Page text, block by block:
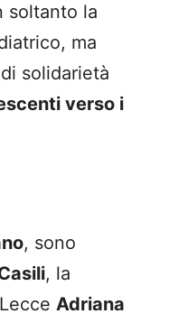
soltanto la
ma
solidarietà
verso i
, sono
, la
Adriana